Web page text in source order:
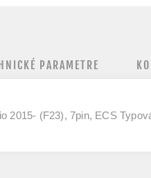
PARAMETRE
2015- (F23), 7pin, ECS